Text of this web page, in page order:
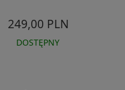
249,00 PLN
DOSTĘPNY